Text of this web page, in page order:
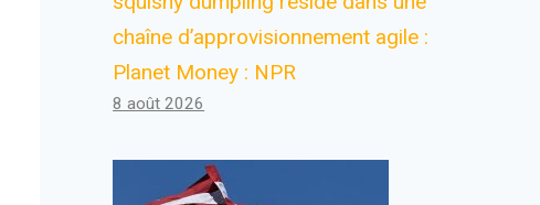
chaîne d’approvisionnement agile :
Planet Money : NPR
8 août 2026